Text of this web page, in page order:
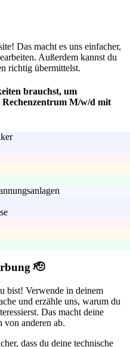
Das macht es uns einfacher,
Außerdem kannst du
richtig übermittelst.
brauchst, um
M/w/d mit
🫡
bist! Verwende in deinem
und erzähle uns, warum du
Das macht deine
anderen ab.
dass du deine technische